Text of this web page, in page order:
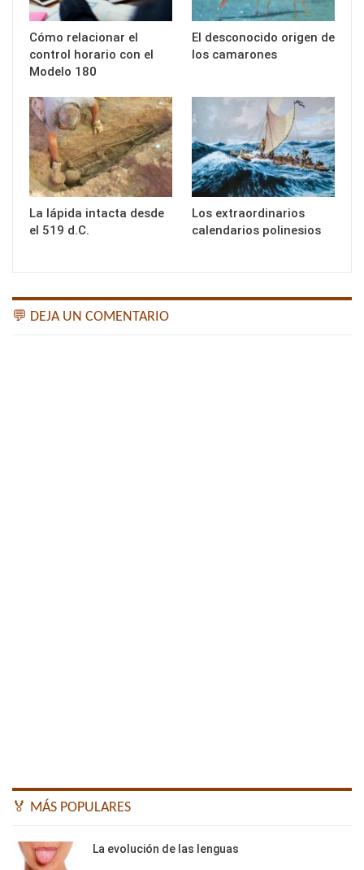
Cómo relacionar el
control horario con el
Modelo 180
El desconocido origen de
los camarones
La lápida intacta desde
el 519 d.C.
Los extraordinarios
calendarios polinesios
💬 DEJA UN COMENTARIO
🏅 MÁS POPULARES
La evolución de las lenguas